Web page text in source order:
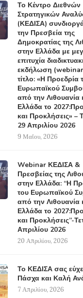
Το Κέντρο Διεθνών
Στρατηγικών
(ΚΕΔΙΣΑ)
την Πρεσβεία της
Δημοκρατίας της
στην Ελλάδα με
επιτυχία
εκδήλωση
τίτλο: «Η Προεδρία
Ευρωπαϊκού
από την Λιθουανία
Ελλάδα το
και Προκλήσεις» –
29 Απριλίου 2026
9 Μαΐου, 2026
Webinar ΚΕΔΙΣΑ &
Πρεσβείας της
στην Ελλάδα: “Η
του Ευρωπαϊκού
από την Λιθουανία
Ελλάδα το
και Προκλήσεις”-
Απριλίου 2026
20 Απριλίου, 2026
Το ΚΕΔΙΣΑ σας
Πάσχα και Καλή
7 Απριλίου, 2026